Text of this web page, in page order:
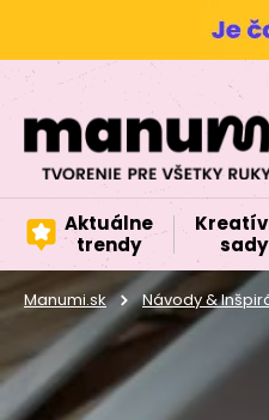
Aktuálne
trendy
sady
Manumi.sk Návody &